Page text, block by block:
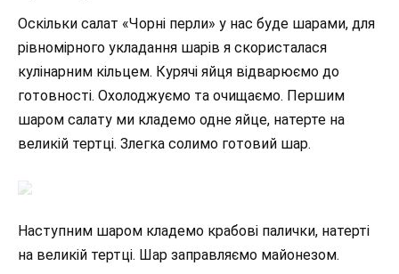
Оскільки салат «Чорні перли» у нас буде шарами, для
рівномірного укладання шарів я скористалася
кулінарним кільцем. Курячі яйця відварюємо до
готовності. Охолоджуємо та очищаємо. Першим
шаром салату ми кладемо одне яйце, натерте на
великій тертці. Злегка солимо готовий шар.
Наступним шаром кладемо крабові палички, натерті
на великій тертці. Шар заправляємо майонезом.